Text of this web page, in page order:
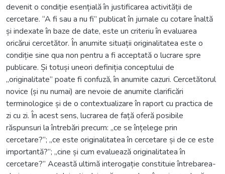
devenit o condiție esențială în justificarea activității de
cercetare. “A fi sau a nu fi” publicat în jurnale cu cotare înaltă
și indexate în baze de date, este un criteriu în evaluarea
oricărui cercetător. În anumite situații originalitatea este o
condiție sine qua non pentru a fi acceptată o lucrare spre
publicare. Și totuși uneori definiția conceptului de
„originalitate” poate fi confuză, în anumite cazuri. Cercetătorul
novice (și nu numai) are nevoie de anumite clarificări
terminologice și de o contextualizare în raport cu practica de
zi cu zi. În acest sens, lucrarea de față oferă posibile
răspunsuri la întrebări precum: „ce se înțelege prin
cercetare?”; „ce este originalitatea în cercetare și de ce este
importantă?”; „cine și cum evaluează originalitatea în
cercetare?” Această ultimă interogație constituie întrebarea-